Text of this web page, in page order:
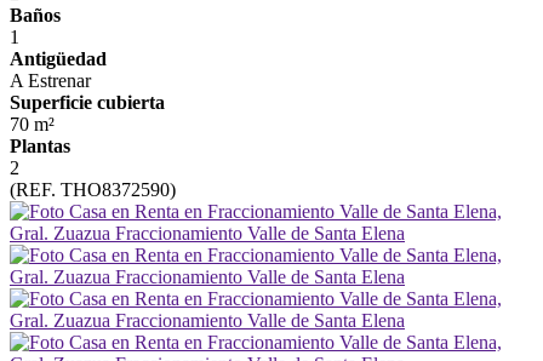
Baños
1
Antigüedad
A Estrenar
Superficie cubierta
70 m²
Plantas
2
(REF. THO8372590)